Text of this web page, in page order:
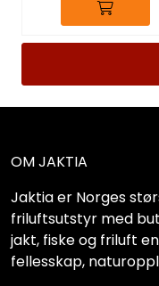
OM JAKTIA
Jaktia er Norges
friluftsutstyr med
jakt, fiske og friluft
fellesskap,